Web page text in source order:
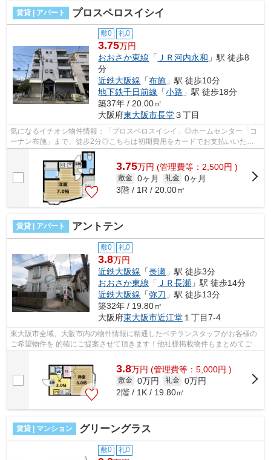
賃貸 | アパート プロスペロスイシイ
敷0 礼0
3.75万円
おおさか東線 「 ＪＲ河内永和 」駅 徒歩8
分
近鉄大阪線 「布施 」駅 徒歩10分
地下鉄千日前線 「小路 」駅 徒歩18分
築37年 / 20.00㎡
大阪府東大阪市長堂３丁目
気になるイチオシ物件情報：「プロスペロスイシイ」◎ホームセンター「コ
ーナン布施」まで、徒歩2分◎こちらは初期費用をカードでお支払いいただ
ける物件なので、支払い手続きの手間が省...
3.75万円 (管理費等：2,500円 )
敷金 0ヶ月 礼金 0ヶ月
3階 / 1R / 20.00㎡
賃貸 | アパート アントテン
敷0 礼0
3.8万円
近鉄大阪線 「長瀬 」駅 徒歩3分
おおさか東線 「 ＪＲ長瀬 」駅 徒歩14分
近鉄大阪線 「弥刀 」駅 徒歩13分
築32年 / 19.80㎡
大阪府東大阪市近江堂１丁目7-4
東大阪市全域、大阪市内の物件情報に精通したベテランスタッフがお客様の
ご希望物件を 的確にご提案させて頂きます！他社様掲載物件もまとめてご紹
3.8万円 (管理費等：5,000円 )
敷金 0万円 礼金 0万円
2階 / 1K / 19.80㎡
賃貸 | マンション グリーングラス
敷0 礼0